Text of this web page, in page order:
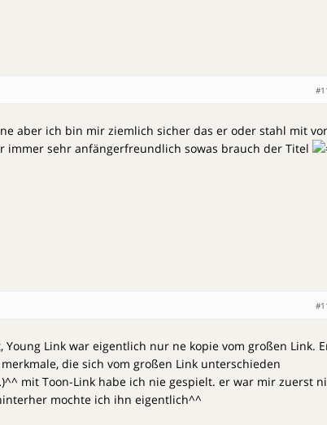
aber ich bin mir ziemlich sicher das er oder stahl mit
immer sehr anfängerfreundlich sowas brauch der Titel
Young Link war eigentlich nur ne kopie vom großen Link.
die sich vom großen Link unterschieden
mit Toon-Link habe ich nie gespielt. er war mir zuerst
mochte ich ihn eigentlich^^